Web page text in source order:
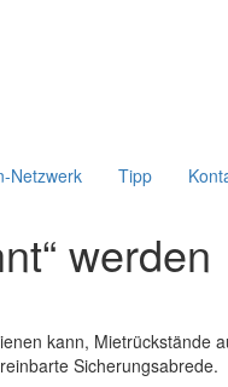
Netzwerk Tipp
werden
kann, Mietrückstände
Sicherungsabrede.